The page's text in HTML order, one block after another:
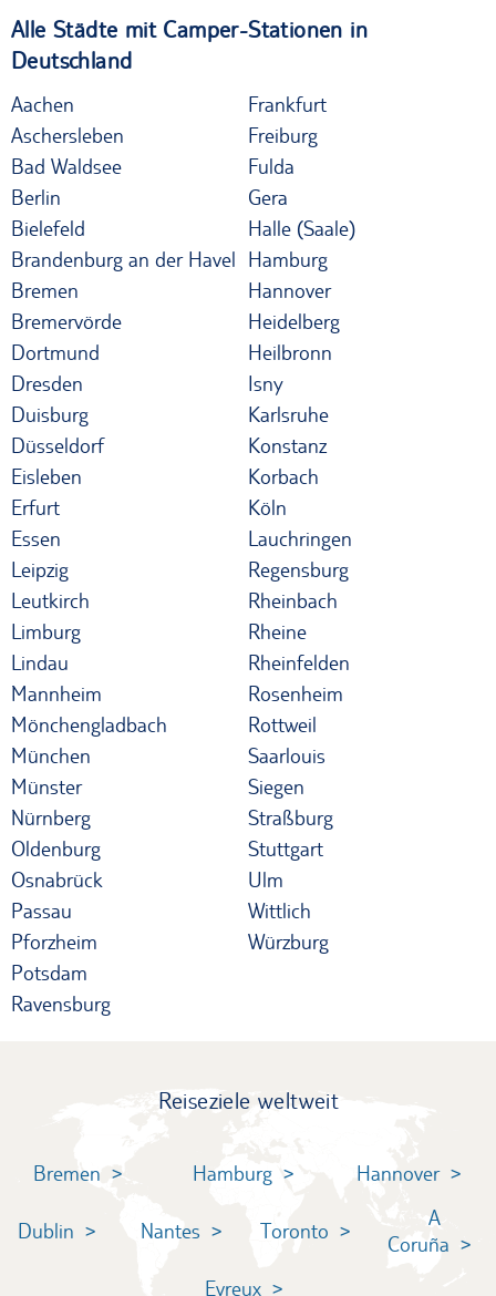
Alle Städte mit Camper-Stationen in
Deutschland
Aachen
Aschersleben
Bad Waldsee
Berlin
Bielefeld
Brandenburg an der Havel
Bremen
Bremervörde
Dortmund
Dresden
Duisburg
Düsseldorf
Eisleben
Erfurt
Essen
Frankfurt
Freiburg
Fulda
Gera
Halle (Saale)
Hamburg
Hannover
Heidelberg
Heilbronn
Isny
Karlsruhe
Konstanz
Korbach
Köln
Lauchringen
Leipzig
Leutkirch
Limburg
Lindau
Mannheim
Mönchengladbach
München
Münster
Nürnberg
Oldenburg
Osnabrück
Passau
Pforzheim
Potsdam
Ravensburg
Regensburg
Rheinbach
Rheine
Rheinfelden
Rosenheim
Rottweil
Saarlouis
Siegen
Straßburg
Stuttgart
Ulm
Wittlich
Würzburg
Reiseziele weltweit
Bremen Hamburg Hannover
Dublin Nantes Toronto
A
Coruña
Evreux